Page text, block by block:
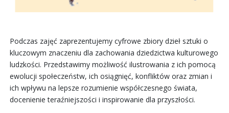
Podczas zajęć zaprezentujemy cyfrowe zbiory dzieł sztuki o
kluczowym znaczeniu dla zachowania dziedzictwa kulturowego
ludzkości. Przedstawimy możliwość ilustrowania z ich pomocą
ewolucji społeczeństw, ich osiągnięć, konfliktów oraz zmian i
ich wpływu na lepsze rozumienie współczesnego świata,
docenienie teraźniejszości i inspirowanie dla przyszłości.